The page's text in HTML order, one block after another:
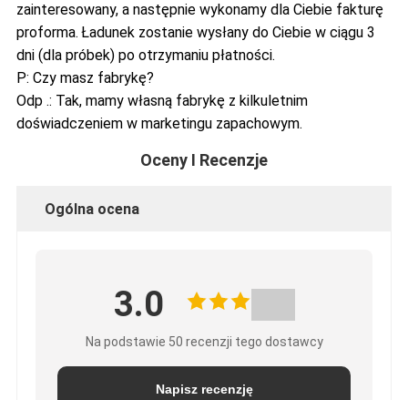
zainteresowany, a następnie wykonamy dla Ciebie fakturę
proforma. Ładunek zostanie wysłany do Ciebie w ciągu 3
dni (dla próbek) po otrzymaniu płatności.
P: Czy masz fabrykę?
Odp .: Tak, mamy własną fabrykę z kilkuletnim
doświadczeniem w marketingu zapachowym.
Oceny I Recenzje
Ogólna ocena
3.0
Na podstawie 50 recenzji tego dostawcy
Napisz recenzję